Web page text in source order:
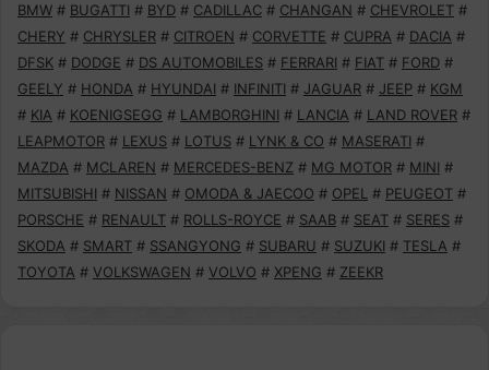
BMW # BUGATTI # BYD # CADILLAC # CHANGAN # CHEVROLET #
CHERY # CHRYSLER # CITROEN # CORVETTE # CUPRA # DACIA #
DFSK # DODGE # DS AUTOMOBILES # FERRARI # FIAT # FORD #
GEELY # HONDA # HYUNDAI # INFINITI # JAGUAR # JEEP # KGM
# KIA # KOENIGSEGG # LAMBORGHINI # LANCIA # LAND ROVER #
LEAPMOTOR # LEXUS # LOTUS # LYNK & CO # MASERATI #
MAZDA # MCLAREN # MERCEDES-BENZ # MG MOTOR # MINI #
MITSUBISHI # NISSAN # OMODA & JAECOO # OPEL # PEUGEOT #
PORSCHE # RENAULT # ROLLS-ROYCE # SAAB # SEAT # SERES #
SKODA # SMART # SSANGYONG # SUBARU # SUZUKI # TESLA #
TOYOTA # VOLKSWAGEN # VOLVO # XPENG # ZEEKR